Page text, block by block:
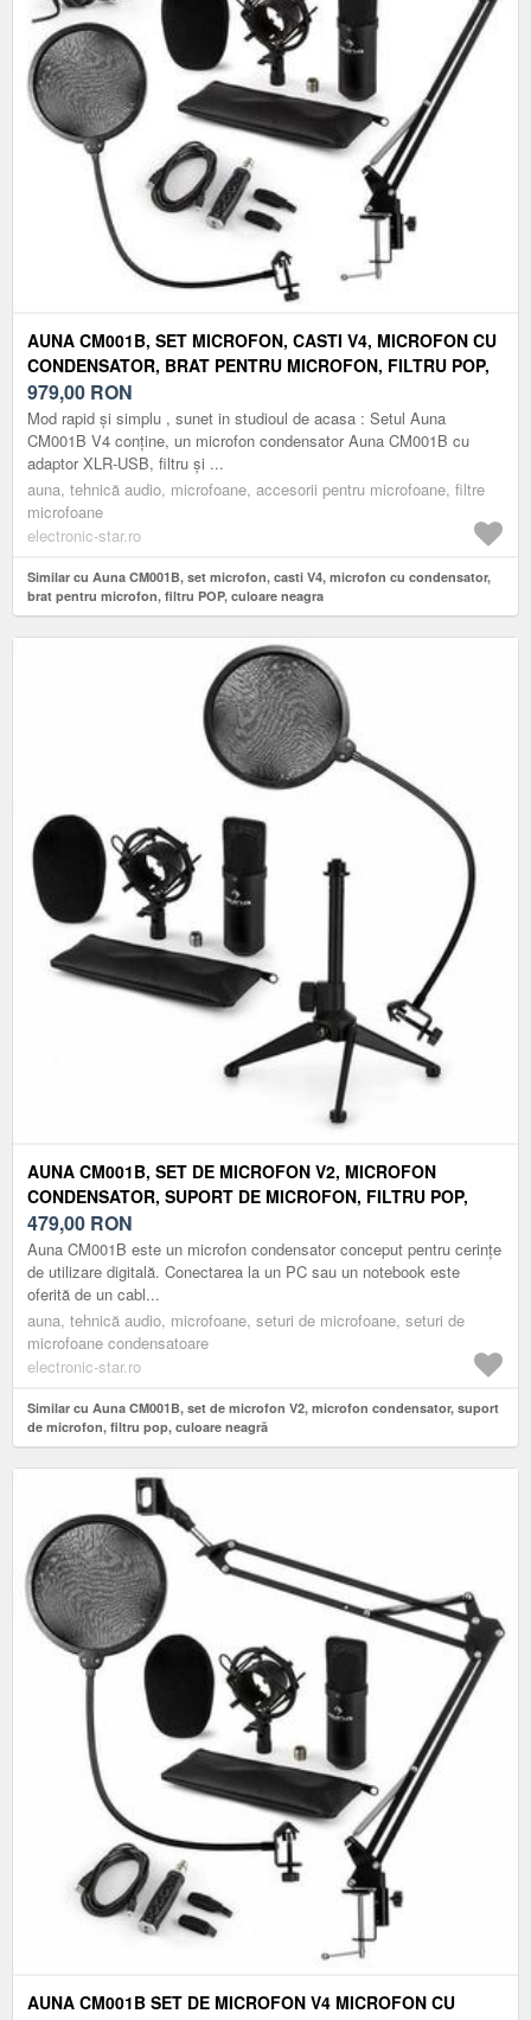
AUNA CM001B, SET MICROFON, CASTI V4, MICROFON CU
CONDENSATOR, BRAT PENTRU MICROFON, FILTRU POP,
CULOARE NEAGRA
979,00 RON
Mod rapid și simplu , sunet in studioul de acasa : Setul Auna
CM001B V4 conține, un microfon condensator Auna CM001B cu
adaptor XLR-USB, filtru și ...
auna, tehnică audio, microfoane, accesorii pentru microfoane, filtre
microfoane
electronic-star.ro
Similar cu Auna CM001B, set microfon, casti V4, microfon cu condensator,
brat pentru microfon, filtru POP, culoare neagra
AUNA CM001B, SET DE MICROFON V2, MICROFON
CONDENSATOR, SUPORT DE MICROFON, FILTRU POP,
CULOARE NEAGRĂ
479,00 RON
Auna CM001B este un microfon condensator conceput pentru cerințe
de utilizare digitală. Conectarea la un PC sau un notebook este
oferită de un cabl...
auna, tehnică audio, microfoane, seturi de microfoane, seturi de
microfoane condensatoare
electronic-star.ro
Similar cu Auna CM001B, set de microfon V2, microfon condensator, suport
de microfon, filtru pop, culoare neagră
AUNA CM001B SET DE MICROFON V4 MICROFON CU